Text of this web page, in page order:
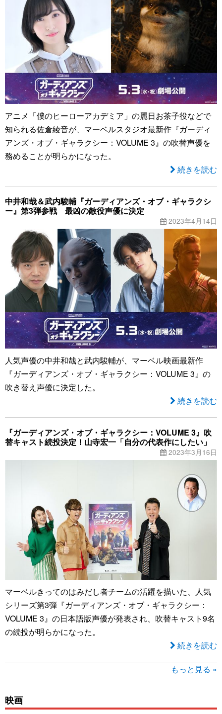
アニメ「僕のヒーローアカデミア」の麗日お茶子役などで
知られる佐倉綾音が、マーベルスタジオ最新作『ガーディ
アンズ・オブ・ギャラクシー：VOLUME 3』の吹替声優を
務めることが明らかになった。
続きを読む
中井和哉＆武内駿輔『ガーディアンズ・オブ・ギャラクシ
ー』第3弾参戦 最凶の敵役声優に決定
2023年4月14日
人気声優の中井和哉と武内駿輔が、マーベル映画最新作
『ガーディアンズ・オブ・ギャラクシー：VOLUME 3』の
吹き替え声優に決定した。
続きを読む
『ガーディアンズ・オブ・ギャラクシー：VOLUME 3』吹
替キャスト続投決定！山寺宏一「自分の代表作にしたい」
2023年3月16日
マーベルきってのはみだし者チームの活躍を描いた、人気
シリーズ第3弾『ガーディアンズ・オブ・ギャラクシー：
VOLUME 3』の日本語版声優が発表され、吹替キャスト9名
の続投が明らかになった。
続きを読む
もっと見る »
映画